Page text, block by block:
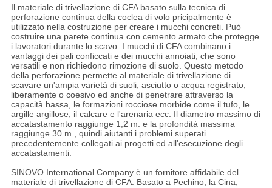
Il materiale di trivellazione di CFA basato sulla tecnica di
perforazione continua della coclea di volo pricipalmente è
utilizzato nella costruzione per creare i mucchi concreti. Può
costruire una parete continua con cemento armato che protegge
i lavoratori durante lo scavo. I mucchi di CFA combinano i
vantaggi dei pali conficcati e dei mucchi annoiati, che sono
versatili e non richiedono rimozione di suolo. Questo metodo
della perforazione permette al materiale di trivellazione di
scavare un'ampia varietà di suoli, asciutto o acqua registrato,
liberamente o coesivo ed anche di penetrare attraverso la
capacità bassa, le formazioni rocciose morbide come il tufo, le
argille argillose, il calcare e l'arenaria ecc. Il diametro massimo di
accatastamento raggiunge 1,2 m. e la profondità massima
raggiunge 30 m., quindi aiutanti i problemi superati
precedentemente collegati ai progetti ed all'esecuzione degli
accatastamenti.
SINOVO International Company è un fornitore affidabile del
materiale di trivellazione di CFA. Basato a Pechino, la Cina,